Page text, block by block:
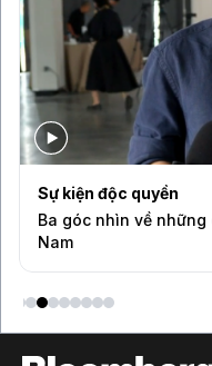
Sự kiện độc quyền
Ba góc nhìn về
Nam